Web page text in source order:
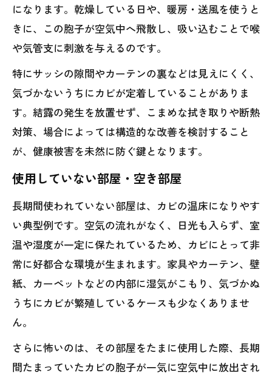
になります。乾燥している日や、暖房・送風を使うと
きに、この胞子が空気中へ飛散し、吸い込むことで喉
や気管支に刺激を与えるのです。
特にサッシの隙間やカーテンの裏などは見えにくく、
気づかないうちにカビが定着していることがありま
す。結露の発生を放置せず、こまめな拭き取りや断熱
対策、場合によっては構造的な改善を検討すること
が、健康被害を未然に防ぐ鍵となります。
使用していない部屋・空き部屋
長期間使われていない部屋は、カビの温床になりやす
い典型例です。空気の流れがなく、日光も入らず、室
温や湿度が一定に保たれているため、カビにとって非
常に好都合な環境が生まれます。家具やカーテン、壁
紙、カーペットなどの内部に湿気がこもり、気づかぬ
うちにカビが繁殖しているケースも少なくありませ
ん。
さらに怖いのは、その部屋をたまに使用した際、長期
間たまっていたカビの胞子が一気に空気中に放出され